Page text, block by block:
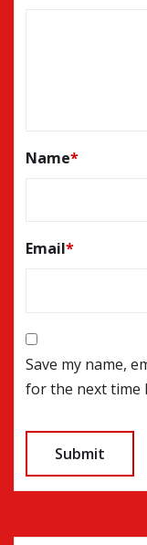
Name*
Email*
Save my name,
for the next time